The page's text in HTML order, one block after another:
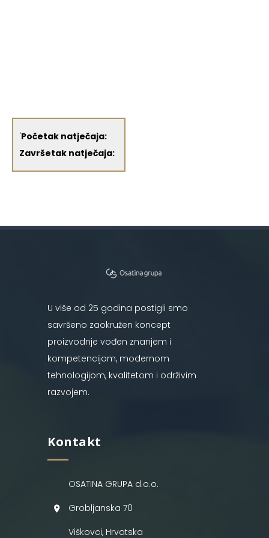
'Početak natječaja:
Završetak natječaja:
U više od 25 godina postigli smo
savršeno zaokružen koncept
proizvodnje vođen znanjem i
kompetencijom, modernom
tehnologijom, kvalitetom i održivim
razvojem.
Kontakt
OSATINA GRUPA d.o.o.
Grobljanska 70
Viškovci, Hrvatska